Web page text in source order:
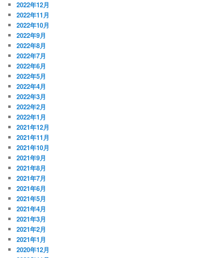
2022年12月
2022年11月
2022年10月
2022年9月
2022年8月
2022年7月
2022年6月
2022年5月
2022年4月
2022年3月
2022年2月
2022年1月
2021年12月
2021年11月
2021年10月
2021年9月
2021年8月
2021年7月
2021年6月
2021年5月
2021年4月
2021年3月
2021年2月
2021年1月
2020年12月